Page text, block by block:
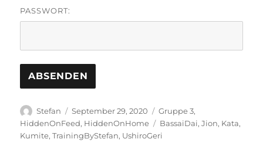
PASSWORT:
Autor
Stefan
Veröffentlicht
am
September 29, 2020 Kategorien
Gruppe 3,
HiddenOnFeed, HiddenOnHome Schlagwörter
BassaiDai,Jion, Kata,
Kumite,TrainingByStefan, UshiroGeri